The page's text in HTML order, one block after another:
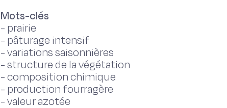
Mots-clés
- prairie
- pâturage intensif
-variations saisonnières
-structure de la végétation
-composition chimique
- production fourragère
-valeur azotée